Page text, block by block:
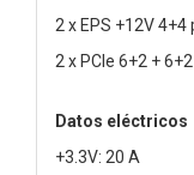
2 x EPS +12V
2 x PCIe 6+2 +
Datos eléctricos
+3.3V: 20 A